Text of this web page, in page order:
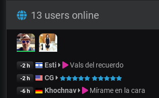
13 users online
-2 h Esti Vals del recuerdo
-2 h CG
-6 h Khochnav Mírame en la cara